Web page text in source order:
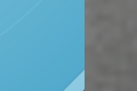
Kabupaten Blora